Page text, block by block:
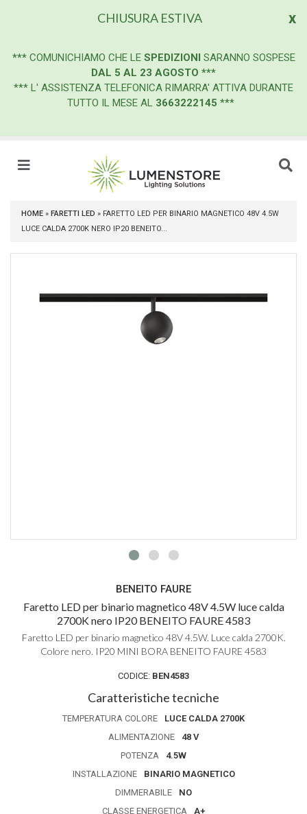
x
CHIUSURA ESTIVA
*** COMUNICHIAMO CHE LE SPEDIZIONI SARANNO SOSPESE
DAL 5 AL 23 AGOSTO ***
*** L' ASSISTENZA TELEFONICA RIMARRA' ATTIVA DURANTE
TUTTO IL MESE AL 3663222145 ***
HOME » FARETTI LED » FARETTO LED PER BINARIO MAGNETICO 48V 4.5W
LUCE CALDA 2700K NERO IP20 BENEITO...
BENEITO FAURE
Faretto LED per binario magnetico 48V 4.5W luce calda
2700K nero IP20 BENEITO FAURE 4583
Faretto LED per binario magnetico 48V 4.5W. Luce calda 2700K.
Colore nero. IP20 MINI BORA BENEITO FAURE 4583
CODICE: BEN4583
Caratteristiche tecniche
TEMPERATURA COLORE
LUCE CALDA 2700K
ALIMENTAZIONE
48 V
POTENZA
4.5W
INSTALLAZIONE
BINARIO MAGNETICO
DIMMERABILE
NO
CLASSE ENERGETICA
A+